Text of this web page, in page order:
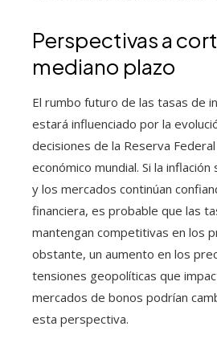
Perspectivas a
mediano plazo
El rumbo futuro de las tasas de
estará influenciado por la
decisiones de la Reserva
económico mundial. Si la
y los mercados continúan
financiera, es probable que las
mantengan competitivas en los
obstante, un aumento en los
tensiones geopolíticas que
mercados de bonos podrían
esta perspectiva.